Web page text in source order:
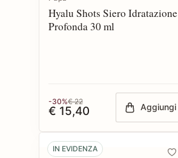
Hyalu Shots Siero Idratazione
Profonda 30 ml
-30%€ 22
€ 15,40 Aggiungi
IN EVIDENZA